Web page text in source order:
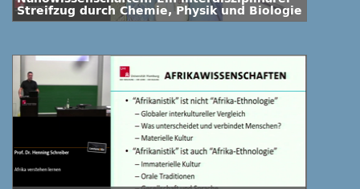
Streifzug durch Chemie, Physik und Biologie